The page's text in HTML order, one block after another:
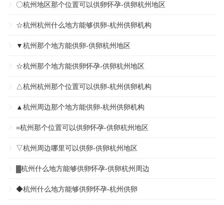
〇杭州地区那个位置可以供卵怀孕-供卵杭州地区
☆杭州杭州什么地方能够供卵-杭州供卵机构
▼杭州那个地方能供卵-供卵杭州地区
☆杭州那个地方能供卵怀孕-供卵杭州地区
△杭州杭州那个位置可以供卵-杭州供卵机构
▲杭州周边那个地方能供卵-杭州供卵机构
=杭州那个位置可以供卵怀孕-供卵杭州地区
▽杭州周边哪里可以供卵-供卵杭州地区
▓杭州什么地方能够供卵怀孕-供卵杭州周边
◆杭州什么地方能够供卵怀孕-杭州供卵